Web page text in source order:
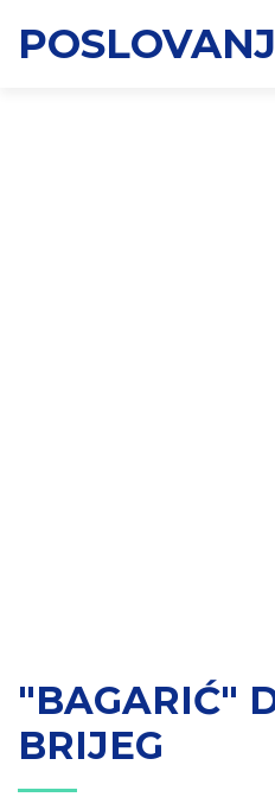
"BAGARIĆ"
BRIJEG